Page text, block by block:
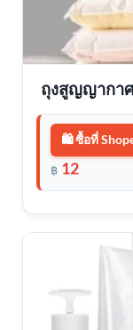
ถุงสูญญากาศ
🛍️ ซื้อที่
฿ 12